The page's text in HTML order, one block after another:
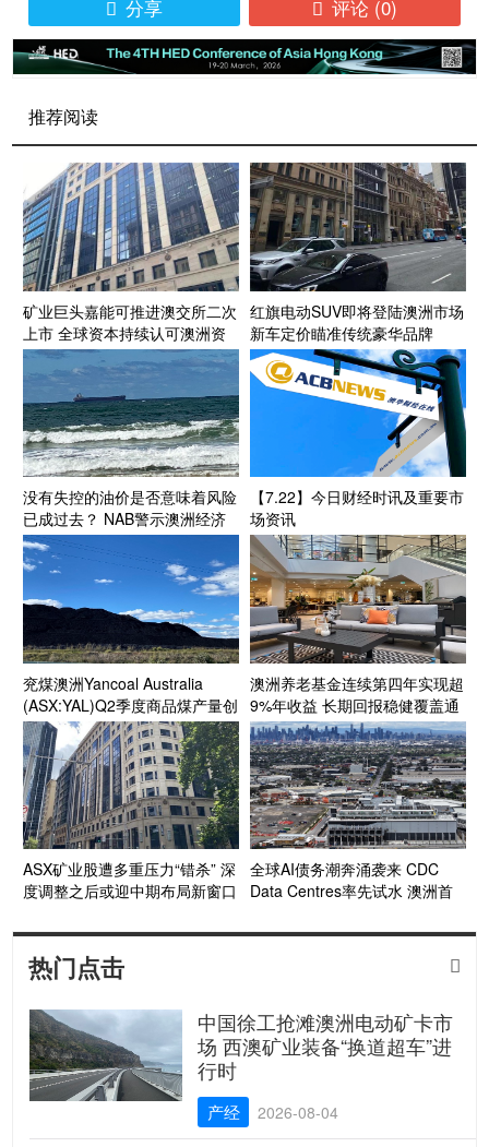
 分享  评论 (0)
推荐阅读
矿业巨头嘉能可推进澳交所二次
上市 全球资本持续认可澳洲资
源投资生态
红旗电动SUV即将登陆澳洲市场
新车定价瞄准传统豪华品牌
没有失控的油价是否意味着风险
已成过去？ NAB警示澳洲经济
面临“滚动式”能源成本压力
【7.22】今日财经时讯及重要市
场资讯
兖煤澳洲Yancoal Australia
(ASX:YAL)Q2季度商品煤产量创
新高 年产量预计达指导区间上
段 Kestrel煤矿收购获FIRB批准
收官在望
澳洲养老基金连续第四年实现超
9%年收益 长期回报稳健覆盖通
胀目标
ASX矿业股遭多重压力“错杀” 深
度调整之后或迎中期布局新窗口
全球AI债务潮奔涌袭来 CDC
Data Centres率先试水 澳洲首
热门点击 
中国徐工抢滩澳洲电动矿卡市
场 西澳矿业装备“换道超车”进
行时
产经 2026-08-04